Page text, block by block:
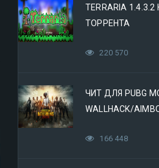
TERRARIA
ТОРРЕНТА
220 570
ЧИТ ДЛЯ PUBG
WALLHACK/
166 448